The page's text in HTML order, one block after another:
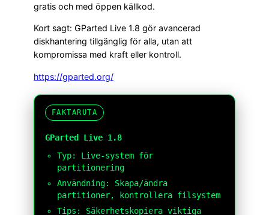
gratis och med öppen källkod.
Kort sagt: GParted Live 1.8 gör avancerad
diskhantering tillgänglig för alla, utan att
kompromissa med kraft eller kontroll.
https://gparted.org/
FAKTARUTA
GParted Live 1.8
Typ: Live-system för
partitionering
Användning: Skapa/ändra
partitioner, kontrollera filsystem
Tips: Säkerhetskopiera viktiga